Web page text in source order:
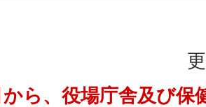
ら、役場庁舎及び保